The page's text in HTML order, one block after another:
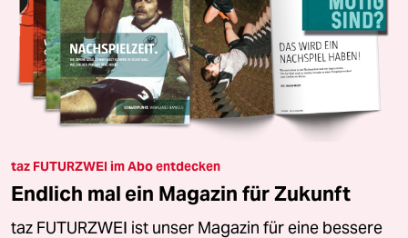
taz FUTURZWEI im Abo entdecken
Endlich mal ein Magazin für Zukunft
taz FUTURZWEI ist unser Magazin für eine bessere